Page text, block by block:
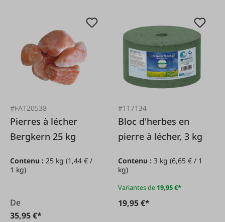
#FA120538
Pierres à lécher
Bergkern 25 kg
Contenu : 25 kg (1,44 € /
1 kg)
De
35,95 €*
#117134
Bloc d'herbes en
pierre à lécher, 3 kg
Contenu :3 kg(6,65 € / 1
kg)
Variantes de 19,95 €*
19,95 €*